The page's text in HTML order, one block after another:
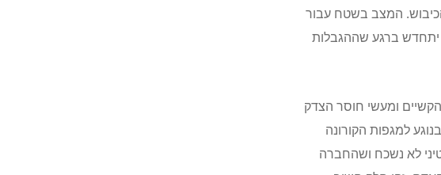
המצב בשטח עבור
יתחדש ברגע שההגבלות
ומעשי חוסר הצדק
למגפות הקורונה
לא נשכח ושהחברה